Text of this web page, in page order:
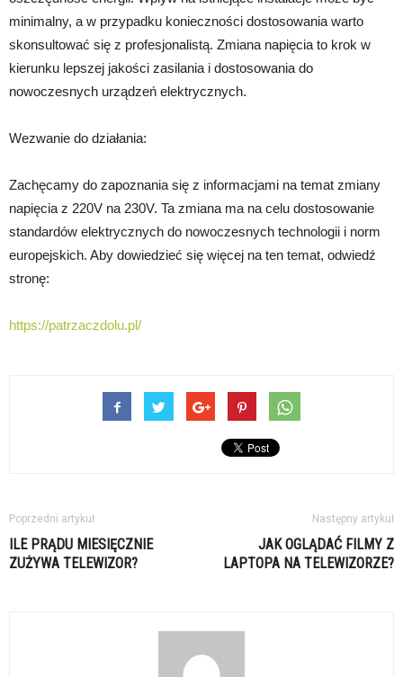
minimalny, a w przypadku konieczności dostosowania warto
skonsultować się z profesjonalistą. Zmiana napięcia to krok w
kierunku lepszej jakości zasilania i dostosowania do
nowoczesnych urządzeń elektrycznych.
Wezwanie do działania:
Zachęcamy do zapoznania się z informacjami na temat zmiany
napięcia z 220V na 230V. Ta zmiana ma na celu dostosowanie
standardów elektrycznych do nowoczesnych technologii i norm
europejskich. Aby dowiedzieć się więcej na ten temat, odwiedź
stronę:
https://patrzaczdolu.pl/
Poprzedni artykuł
ILE PRĄDU MIESIĘCZNIE
ZUŻYWA TELEWIZOR?
Następny artykuł
JAK OGLĄDAĆ FILMY Z
LAPTOPA NA TELEWIZORZE?